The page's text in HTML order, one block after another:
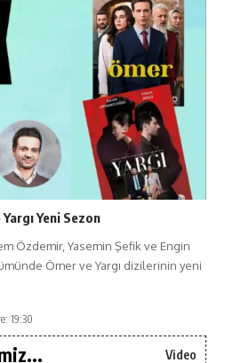
Yeni Sezon
Özdemir, Yasemin Şefik ve Engin
Ömer ve Yargı dizilerinin yeni
19:30
Video